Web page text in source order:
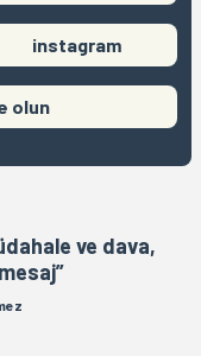
instagram
olun
ve dava,